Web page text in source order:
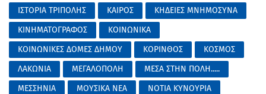
ΙΣΤΟΡΙΑ ΤΡΙΠΟΛΗΣ
ΚΑΙΡΟΣ
ΚΗΔΕΙΕΣ ΜΝΗΜΟΣΥΝΑ
ΚΙΝΗΜΑΤΟΓΡΑΦΟΣ
ΚΟΙΝΩΝΙΚΑ
ΚΟΙΝΩΝΙΚΕΣ ΔΟΜΕΣ ΔΗΜΟΥ
ΚΟΡΙΝΘΟΣ
ΚΟΣΜΟΣ
ΛΑΚΩΝΙΑ
ΜΕΓΑΛΟΠΟΛΗ
ΜΕΣΑ ΣΤΗΝ ΠΟΛΗ.....
ΜΕΣΣΗΝΙΑ
ΜΟΥΣΙΚΑ ΝΕΑ
ΝΟΤΙΑ ΚΥΝΟΥΡΙΑ